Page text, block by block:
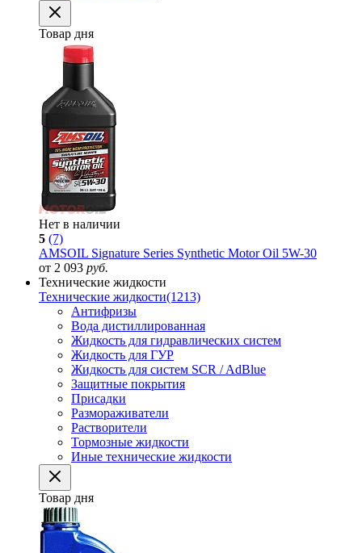
Товар дня
Нет в наличии
5 (7)
AMSOIL Signature Series Synthetic Motor Oil 5W-30
от 2 093 руб.
Технические жидкости
Технические жидкости(1213)
Антифризы
Вода дистиллированная
Жидкость для гидравлических систем
Жидкость для ГУР
Жидкость для систем SCR / AdBlue
Защитные покрытия
Присадки
Размораживатели
Растворители
Тормозные жидкости
Иные технические жидкости
Товар дня